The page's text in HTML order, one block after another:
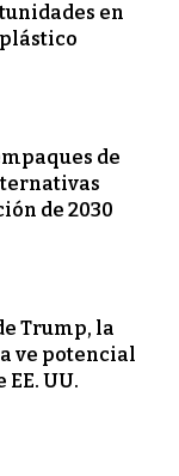
en
de
de 2030
Trump, la
ve potencial
UU.